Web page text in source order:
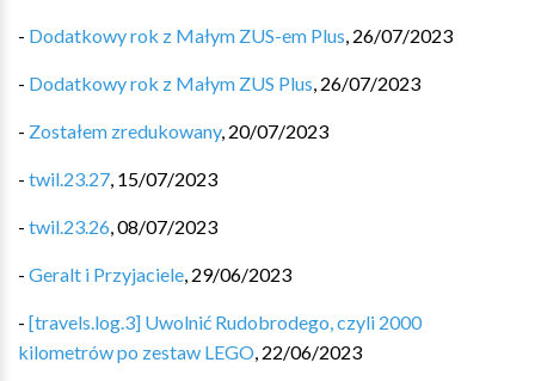
- Dodatkowy rok z Małym ZUS-em Plus, 26/07/2023
- Dodatkowy rok z Małym ZUS Plus, 26/07/2023
- Zostałem zredukowany, 20/07/2023
- twil.23.27, 15/07/2023
- twil.23.26,08/07/2023
- Geralt i Przyjaciele, 29/06/2023
- [travels.log.3] Uwolnić Rudobrodego, czyli 2000
kilometrów po zestaw LEGO, 22/06/2023